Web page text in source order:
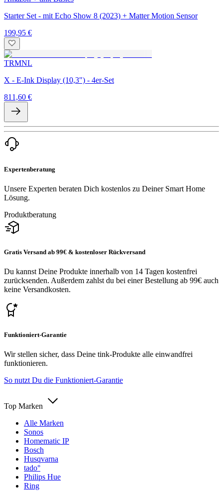
Starter Set - mit Echo Show 8 (2023) + Matter Motion Sensor
199,95 €
TRMNL
X - E-Ink Display (10,3") - 4er-Set
811,60 €
Expertenberatung
Unsere Experten beraten Dich kostenlos zu Deiner Smart Home
Lösung.
Produktberatung
Gratis Versand ab 99€ & kostenloser Rückversand
Du kannst Deine Produkte innerhalb von 14 Tagen kostenfrei
zurücksenden. Außerdem zahlst du bei einer Bestellung ab 99€ auch
keine Versandkosten.
Funktioniert-Garantie
Wir stellen sicher, dass Deine tink-Produkte alle einwandfrei
funktionieren.
So nutzt Du die Funktioniert-Garantie
Top Marken
Alle Marken
Sonos
Homematic IP
Bosch
Husqvarna
tado°
Philips Hue
Ring